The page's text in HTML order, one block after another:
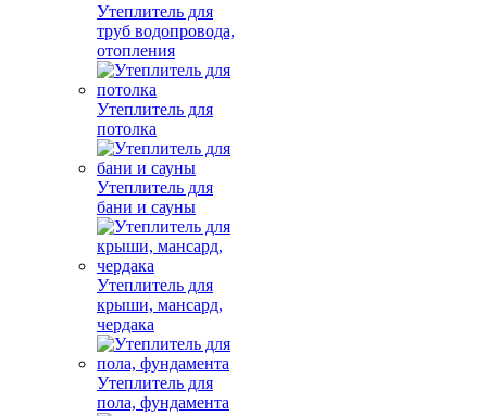
Утеплитель для
труб водопровода,
отопления
Утеплитель для
потолка
Утеплитель для
бани и сауны
Утеплитель для
крыши, мансард,
чердака
Утеплитель для
пола, фундамента